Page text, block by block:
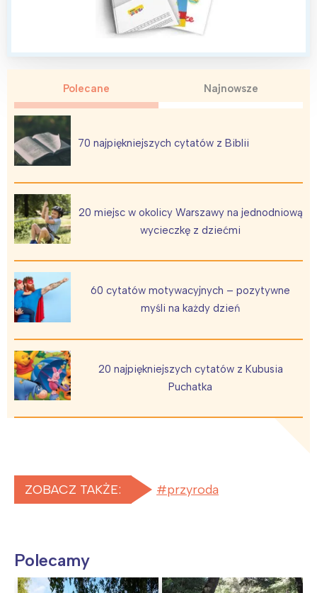
Polecane Najnowsze
70 najpiękniejszych cytatów z Biblii
20 miejsc w okolicy Warszawy na jednodniową
wycieczkę z dziećmi
60 cytatów motywacyjnych – pozytywne
myśli na każdy dzień
20 najpiękniejszych cytatów z Kubusia
Puchatka
ZOBACZ TAKŻE: przyroda
Polecamy
Warszawa
Poznań
Wrocław
Śląsk
Południe
Północ